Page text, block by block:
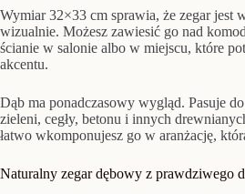
Wymiar 32×33 cm sprawia, że zegar jest
wizualnie. Możesz zawiesić go nad
ścianie w salonie albo w miejscu, które
akcentu.
Dąb ma ponadczasowy wygląd. Pasuje
zieleni, cegły, betonu i innych
łatwo wkomponujesz go w aranżację,
Naturalny zegar dębowy z prawdziwego